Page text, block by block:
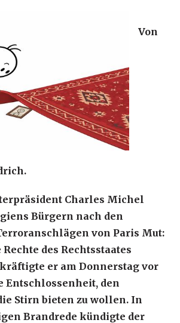
Von
Charles Michel
Bürgern nach den
von Paris Mut:
des Rechtsstaates
er am Donnerstag vor
Entschlossenheit, den
Stirn bieten zu wollen. In
Brandrede kündigte der